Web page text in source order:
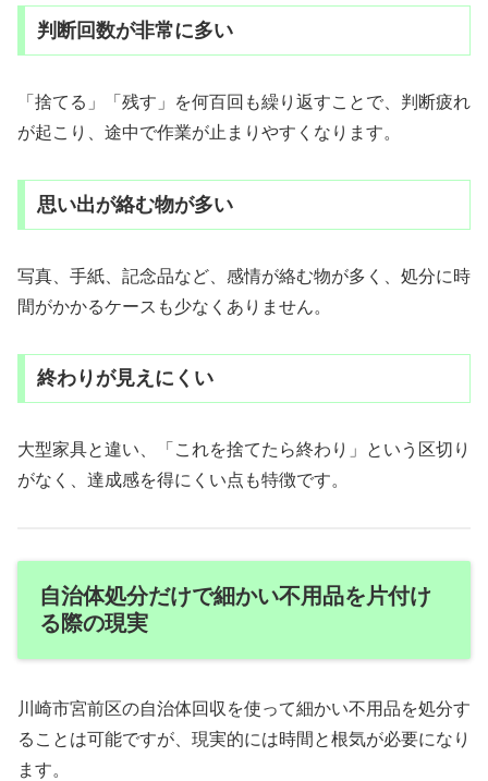
判断回数が非常に多い
「捨てる」「残す」を何百回も繰り返すことで、判断疲れ
が起こり、途中で作業が止まりやすくなります。
思い出が絡む物が多い
写真、手紙、記念品など、感情が絡む物が多く、処分に時
間がかかるケースも少なくありません。
終わりが見えにくい
大型家具と違い、「これを捨てたら終わり」という区切り
がなく、達成感を得にくい点も特徴です。
自治体処分だけで細かい不用品を片付け
る際の現実
川崎市宮前区の自治体回収を使って細かい不用品を処分す
ることは可能ですが、現実的には時間と根気が必要になり
ます。